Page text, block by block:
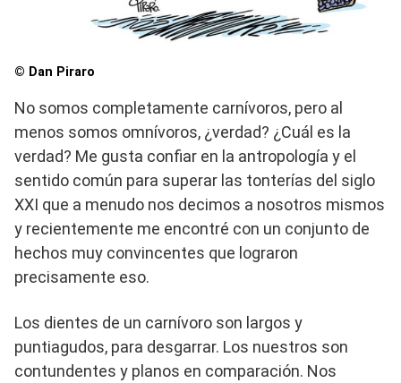
© Dan Piraro
No somos completamente carnívoros, pero al
menos somos omnívoros, ¿verdad? ¿Cuál es la
verdad? Me gusta confiar en la antropología y el
sentido común para superar las tonterías del siglo
XXI que a menudo nos decimos a nosotros mismos
y recientemente me encontré con un conjunto de
hechos muy convincentes que lograron
precisamente eso.
Los dientes de un carnívoro son largos y
puntiagudos, para desgarrar. Los nuestros son
contundentes y planos en comparación. Nos